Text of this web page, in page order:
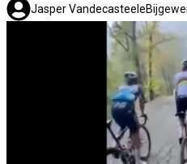
Jasper Vandecasteele